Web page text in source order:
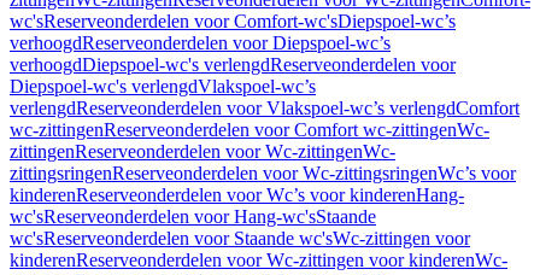
wc'sReserveonderdelen voor Comfort-wc'sDiepspoel-wc’s
verhoogdReserveonderdelen voor Diepspoel-wc’s
verhoogdDiepspoel-wc's verlengdReserveonderdelen voor
Diepspoel-wc's verlengdVlakspoel-wc’s
verlengdReserveonderdelen voor Vlakspoel-wc’s verlengdComfort
wc-zittingenReserveonderdelen voor Comfort wc-zittingenWc-
zittingenReserveonderdelen voor Wc-zittingenWc-
zittingsringenReserveonderdelen voor Wc-zittingsringenWc’s voor
kinderenReserveonderdelen voor Wc’s voor kinderenHang-
wc'sReserveonderdelen voor Hang-wc'sStaande
wc'sReserveonderdelen voor Staande wc'sWc-zittingen voor
kinderenReserveonderdelen voor Wc-zittingen voor kinderenWc-